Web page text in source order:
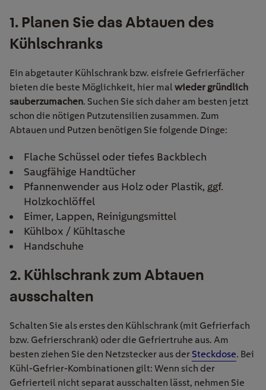
1. Planen Sie das Abtauen des
Kühlschranks
Ein abgetauter Kühlschrank bzw. eisfreie Gefrierfächer
bieten die beste Möglichkeit, hier mal wieder gründlich
sauberzumachen. Suchen Sie sich daher am besten jetzt
schon die nötigen Putzutensilien zusammen. Zum
Abtauen und Putzen benötigen Sie folgende Dinge:
Flache Schüssel oder tiefes Backblech
Saugfähige Handtücher
Pfannenwender aus Holz oder Plastik, ggf.
Holzkochlöffel
Eimer, Lappen, Reinigungsmittel
Kühlbox / Kühltasche
Handschuhe
2. Kühlschrank zum Abtauen
ausschalten
Schalten Sie als erstes den Kühlschrank (mit Gefrierfach
bzw. Gefrierschrank) oder die Gefriertruhe aus. Am
besten ziehen Sie den Netzstecker aus der Steckdose. Bei
Kühl-Gefrier-Kombinationen gilt: Wenn sich der
Gefrierteil nicht separat ausschalten lässt, nehmen Sie